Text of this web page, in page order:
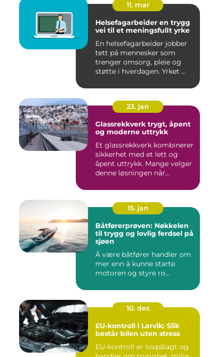
11. mar
Helsefagarbeider en trygg
vei til et meningsfullt yrke
En helsefagarbeider jobber
tett på mennesker som
trenger omsorg, pleie og
støtte i hverdagen. Yrket ...
23. jan
Glassrekkverk trygt, åpent
og moderne uttrykk
Et glassrekkverk kombinerer
sikkerhet med et lett og
åpent uttrykk. Mange velger
denne løsningen når...
15. jan
Båtførerprøven: Nøkkelen
til trygg og lovlig ferdsel på
sjøen
Å være båtfører handler om
mer enn å kunne starte
motoren og styre ro...
10. des
EU-kontroll i Larvik: Slik
består bilen uten stress
EU-kontroll er lovpålagt og